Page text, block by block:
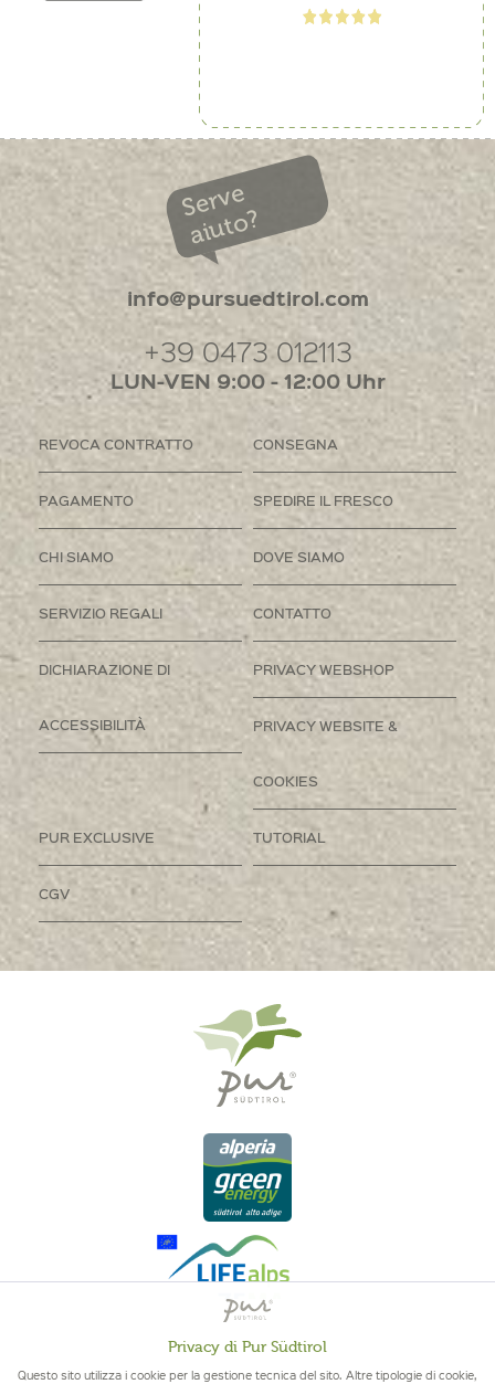
Serve
aiuto?
info@pursuedtirol.com
+39 0473 012113
LUN-VEN 9:00 - 12:00 Uhr
REVOCA CONTRATTO CONSEGNA
PAGAMENTO SPEDIRE IL FRESCO
CHI SIAMO DOVE SIAMO
SERVIZIO REGALI CONTATTO
DICHIARAZIONE DI
ACCESSIBILITÀ
PRIVACY WEBSHOP
PRIVACY WEBSITE &
COOKIES
PUR EXCLUSIVE TUTORIAL
CGV
QUALITÀ DELL'ALTO ADIGE - ORIGINE ALTOATESINA E QUALITÁ
Privacy di Pur Südtirol
Questo sito utilizza i cookie per la gestione tecnica del sito. Altre tipologie di cookie,